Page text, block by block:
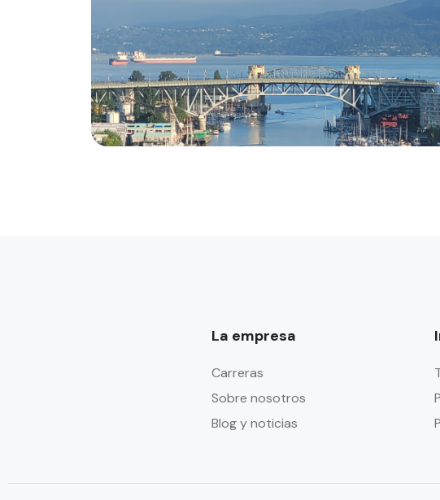
La empresa
Carreras
Sobre nosotros
Blog y noticias